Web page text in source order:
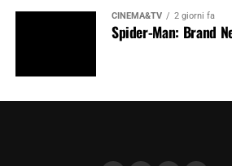
CINEMA&TV 2 giorni fa
Spider-Man: Brand